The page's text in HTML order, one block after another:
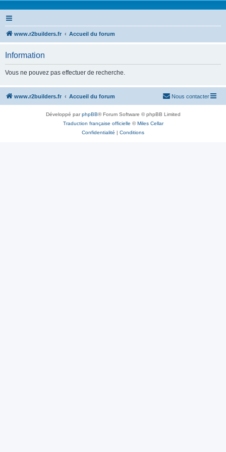
www.r2builders.fr Accueil du forum
Information
Vous ne pouvez pas effectuer de recherche.
www.r2builders.fr Accueil du forum Nous contacter
Développé parphpBB® Forum Software © phpBB Limited
Traduction française officielle ©Miles Cellar
Confidentialité | Conditions